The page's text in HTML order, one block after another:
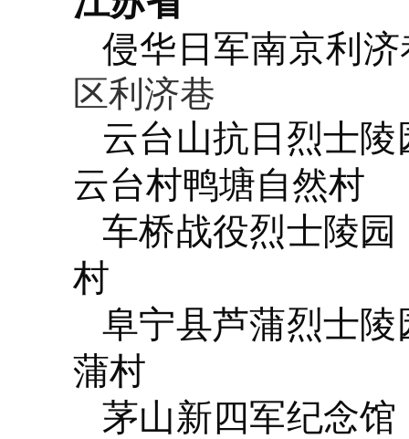
侵华日军南京利
区利济巷
云台山抗日烈士陵
云台村鸭塘自然村
车桥战役烈士陵园
村
阜宁县芦蒲烈士陵
蒲村
茅山新四军纪念馆